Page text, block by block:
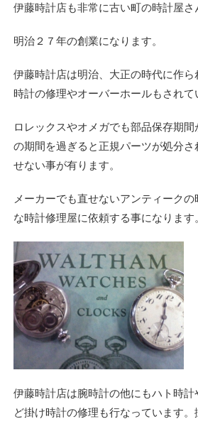
伊藤時計店も非常に古い町の時計屋さ
明治２７年の創業になります。
伊藤時計店は明治、大正の時代に作
時計の修理やオーバーホールもされて
ロレックスやオメガでも部品保存期
の期間を過ぎると正規パーツが処分
せない事が有ります。
メーカーでも直せないアンティーク
な時計修理屋に依頼する事になります
伊藤時計店は腕時計の他にもハト時
ど掛け時計の修理も行なっています。